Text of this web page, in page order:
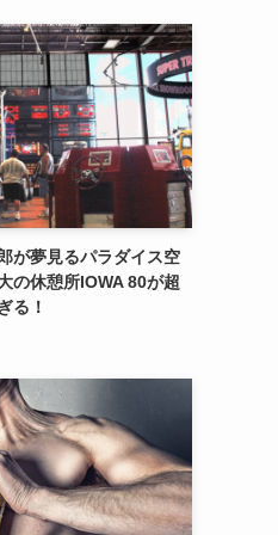
が夢見るパラダイス空
の休憩所IOWA 80が超
る！